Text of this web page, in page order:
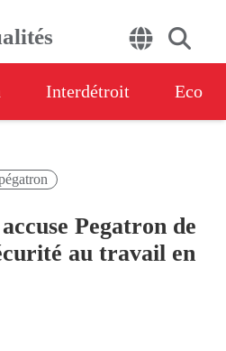
Interdétroit Eco
Pegatron de
au travail en